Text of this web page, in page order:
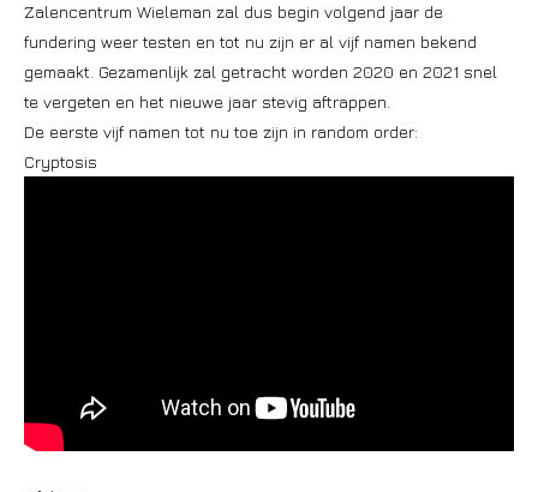
Zalencentrum Wieleman zal dus begin volgend jaar de
fundering weer testen en tot nu zijn er al vijf namen bekend
gemaakt. Gezamenlijk zal getracht worden 2020 en 2021 snel
te vergeten en het nieuwe jaar stevig aftrappen.
De eerste vijf namen tot nu toe zijn in random order:
Cryptosis